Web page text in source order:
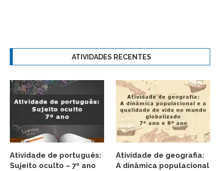
ATIVIDADES RECENTES
Atividade de português:
Sujeito oculto – 7º ano
Atividade de geografia:
A dinâmica populacional